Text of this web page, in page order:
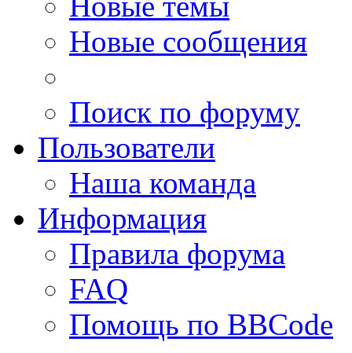
Новые сообщения
Поиск по форуму
Пользователи
Наша команда
Информация
Правила форума
FAQ
Помощь по BBCode